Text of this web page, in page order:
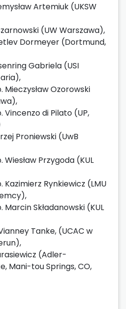
Artemiuk (UKSW
(UW Warszawa),
Dormeyer (Dortmund,
Gabriela (USI
Mieczysław Ozorowski
Vincenzo di Pilato (UP,
Proniewski (UwB
Wiesław Przygoda (KUL
Kazimierz Rynkiewicz (LMU
Marcin Składanowski (KUL
Tanke, (UCAC w
(Adler-
Mani-tou Springs, CO,